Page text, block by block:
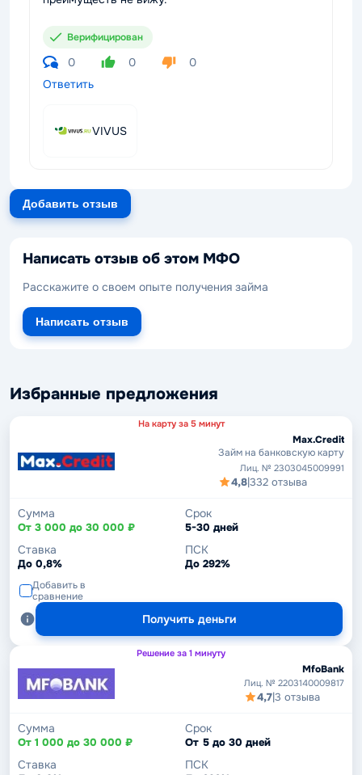
Верифицирован
0 0
0
Ответить
VIVUS
Добавить отзыв
Написать отзыв об этом МФО
Расскажите о своем опыте получения займа
Написать отзыв
Избранные предложения
На карту за 5 минут
Max.Credit
Займ на банковскую карту
Лиц. № 2303045009991
4,8|332 отзыва
Сумма
От 3 000 до 30 000 ₽
Срок
5-30 дней
Ставка
До 0,8%
ПСК
До 292%
Добавить в
сравнение
Получить деньги
Решение за 1 минуту
MfoBank
Лиц. № 2203140009817
4,7|3 отзыва
Сумма
От 1 000 до 30 000 ₽
Срок
От 5 до 30 дней
Ставка ПСК